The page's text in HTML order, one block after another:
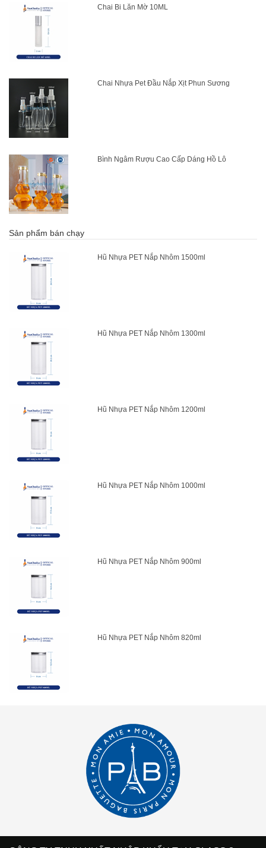
Chai Bi Lăn Mờ 10ML
Chai Nhựa Pet Đầu Nắp Xịt Phun Sương
Bình Ngâm Rượu Cao Cấp Dáng Hồ Lô
Sản phẩm bán chạy
Hũ Nhựa PET Nắp Nhôm 1500ml
Hũ Nhựa PET Nắp Nhôm 1300ml
Hũ Nhựa PET Nắp Nhôm 1200ml
Hũ Nhựa PET Nắp Nhôm 1000ml
Hũ Nhựa PET Nắp Nhôm 900ml
Hũ Nhựa PET Nắp Nhôm 820ml